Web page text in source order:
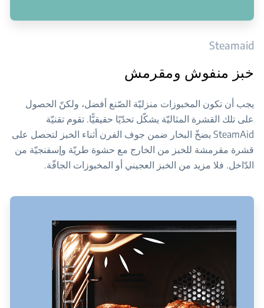
Steamaid
خبز منفوش ومقرمش
يجب أن تكون المخبوزات منزليّة الصّنع أفضل، ولكنّ الحصول
على تلك القشرة المثاليّة يشكّل تحدّيًا حقيقيًّا. تقوم تقنيّة
SteamAid بضخّ البخار ضمن جوف الفرن أثناء الخبز لتحصل على
قشرة مقرمشة للخبز من الخارج مع حشوة طريّة وإسفنجيّة من
الدّاخل. فلا مزيد من الخبز العجيني أو المخبوزات الجافّة.